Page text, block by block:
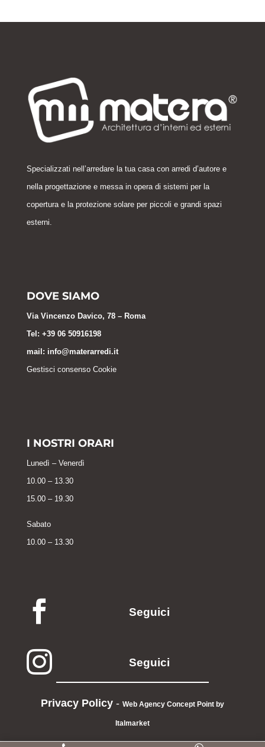
Specializzati nell’arredare la tua casa con arredi d’autore e
nella progettazionee messa in opera di sistemi per la
copertura e la protezione solare per piccoli e grandi spazi
esterni.
DOVE SIAMO
Via Vincenzo Davico, 78 – Roma
Tel: +39 06 50916198
mail: info@materarredi.it
Gestisci consenso Cookie
I NOSTRI ORARI
Lunedì – Venerdì
10.00 – 13.30
15.00 – 19.30
Sabato
10.00 – 13.30
 Seguici
 Seguici
Privacy Policy- Web Agency Concept Point by
Italmarket